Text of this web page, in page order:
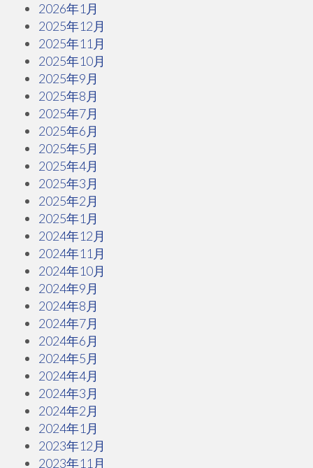
2026年1月
2025年12月
2025年11月
2025年10月
2025年9月
2025年8月
2025年7月
2025年6月
2025年5月
2025年4月
2025年3月
2025年2月
2025年1月
2024年12月
2024年11月
2024年10月
2024年9月
2024年8月
2024年7月
2024年6月
2024年5月
2024年4月
2024年3月
2024年2月
2024年1月
2023年12月
2023年11月